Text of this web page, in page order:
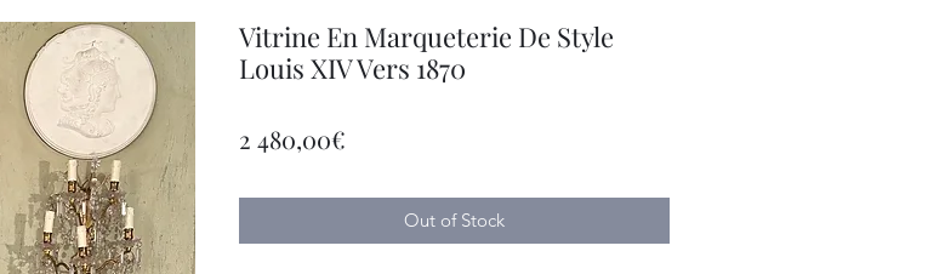
Vitrine En Marqueterie De Style
Louis XIV Vers 1870
2 480,00€
Out of Stock